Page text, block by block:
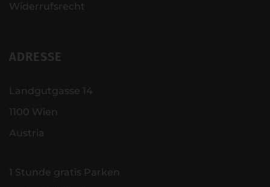
Widerrufsrecht
ADRESSE
Landgutgasse 14
1100 Wien
Austria
1 Stunde gratis Parken